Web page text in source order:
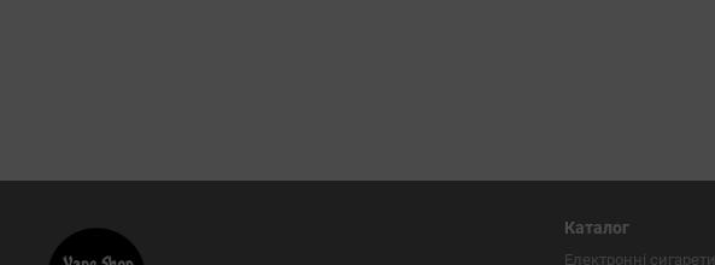
Каталог
Електронні сигарети